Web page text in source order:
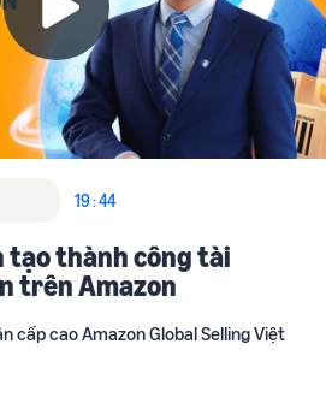
19 : 44
tạo thành công tài
trên Amazon
cấp cao Amazon Global Selling Việt